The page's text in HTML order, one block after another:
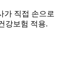
가 직접 손으로
강보험 적용.